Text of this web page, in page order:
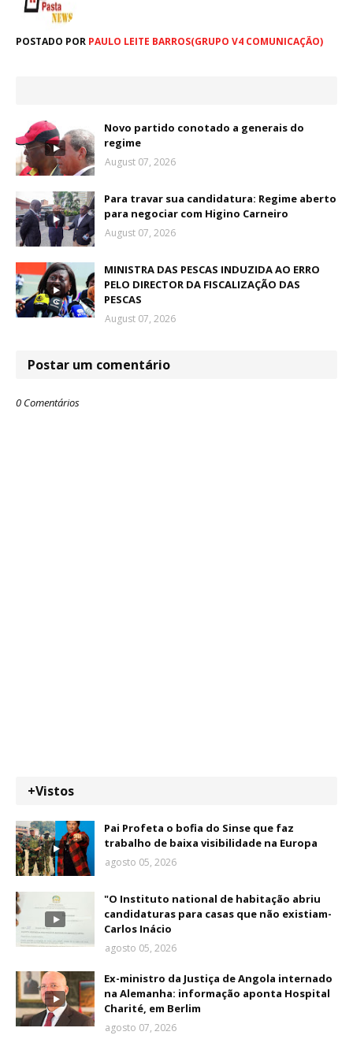
POSTADO POR PAULO LEITE BARROS(GRUPO V4 COMUNICAÇÃO)
Novo partido conotado a generais do
regime
August 07, 2026
Para travar sua candidatura: Regime aberto
para negociar com Higino Carneiro
August 07, 2026
MINISTRA DAS PESCAS INDUZIDA AO ERRO
PELO DIRECTOR DA FISCALIZAÇÃO DAS
PESCAS
August 07, 2026
Postar um comentário
0 Comentários
+Vistos
Pai Profeta o bofia do Sinse que faz
trabalho de baixa visibilidade na Europa
agosto 05, 2026
"O Instituto national de habitação abriu
candidaturas para casas que não existiam-
Carlos Inácio
agosto 05, 2026
Ex-ministro da Justiça de Angola internado
na Alemanha: informação aponta Hospital
Charité, em Berlim
agosto 07, 2026